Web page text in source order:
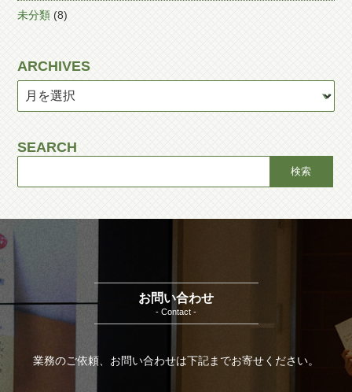
未分類 (8)
ARCHIVES
SEARCH
お問い合わせ
- Contact -
業務のご依頼、お問い合わせは下記までお寄せください。